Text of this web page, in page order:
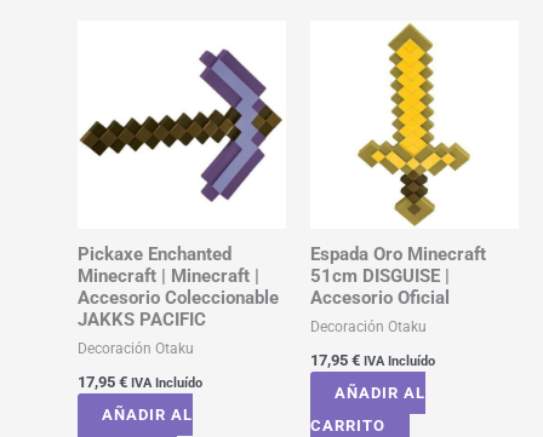
Pickaxe Enchanted
Minecraft | Minecraft |
Accesorio Coleccionable
JAKKS PACIFIC
Decoración Otaku
17,95 € IVA Incluído
AÑADIR AL
Espada Oro Minecraft
51cm DISGUISE |
Accesorio Oficial
Decoración Otaku
17,95 € IVA Incluído
AÑADIR AL
CARRITO